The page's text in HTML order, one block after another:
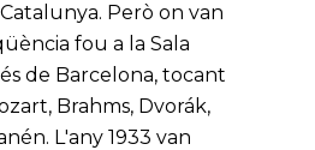
Però on van
fou a la Sala
de Barcelona, tocant
Brahms, Dvorák,
L'any 1933 van